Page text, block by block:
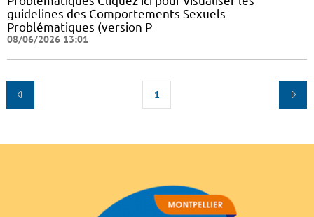
guidelines des Comportements Sexuels
Problématiques (version P
08/06/2026 13:01
1